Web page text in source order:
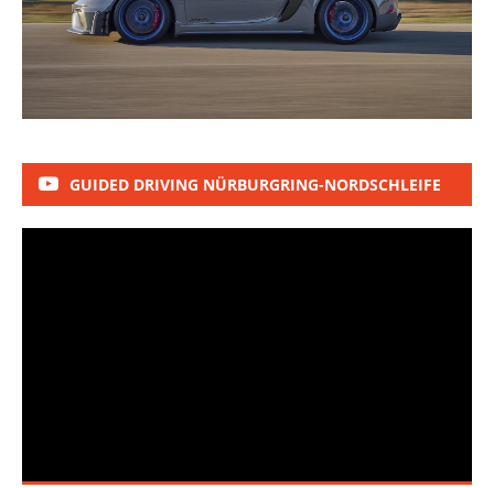
GUIDED DRIVING NÜRBURGRING-NORDSCHLEIFE